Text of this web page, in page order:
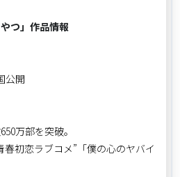
つ」作品情報
公開
万部を突破。
初恋ラブコメ”――「僕の心のヤバイ